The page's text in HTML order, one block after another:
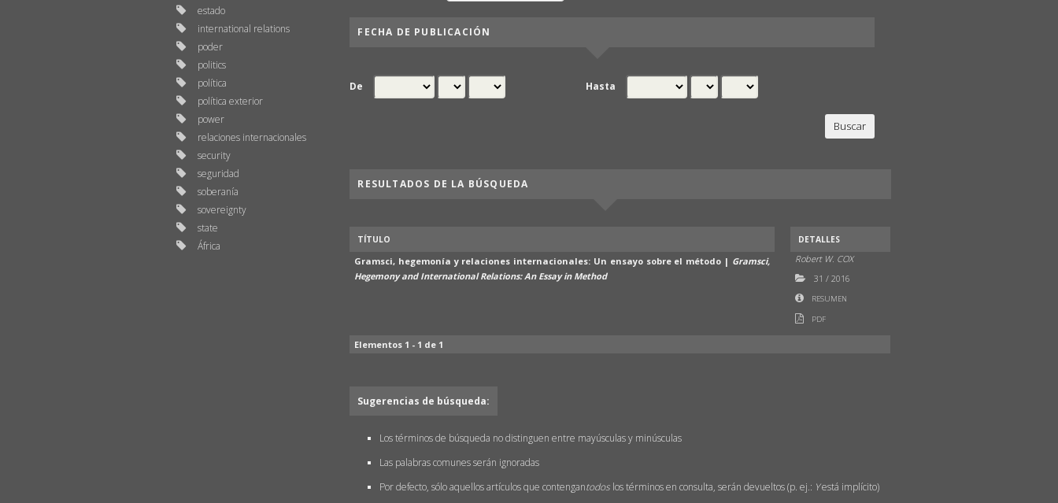
estado
international relations
poder
politics
política
política exterior
power
relaciones internacionales
security
seguridad
soberanía
sovereignty
state
África
FECHA DE PUBLICACIÓN
De Hasta
RESULTADOS DE LA BÚSQUEDA
TÍTULO DETALLES
Gramsci, hegemonía y relaciones internacionales: Un ensayo sobre el método | Gramsci,
Hegemony and International Relations: An Essay in Method
Robert W. COX
31 /2016
RESUMEN
PDF
Elementos 1 - 1 de 1
Sugerencias de búsqueda:
Los términos de búsqueda no distinguen entre mayúsculas y minúsculas
Las palabras comunes serán ignoradas
Por defecto, sólo aquellos artículos que contengantodos los términos en consulta, serán devueltos (p. ej.: Yestá implícito)